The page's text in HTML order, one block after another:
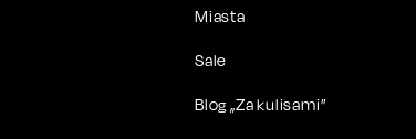
Miasta
Sale
Blog „Za kulisami”